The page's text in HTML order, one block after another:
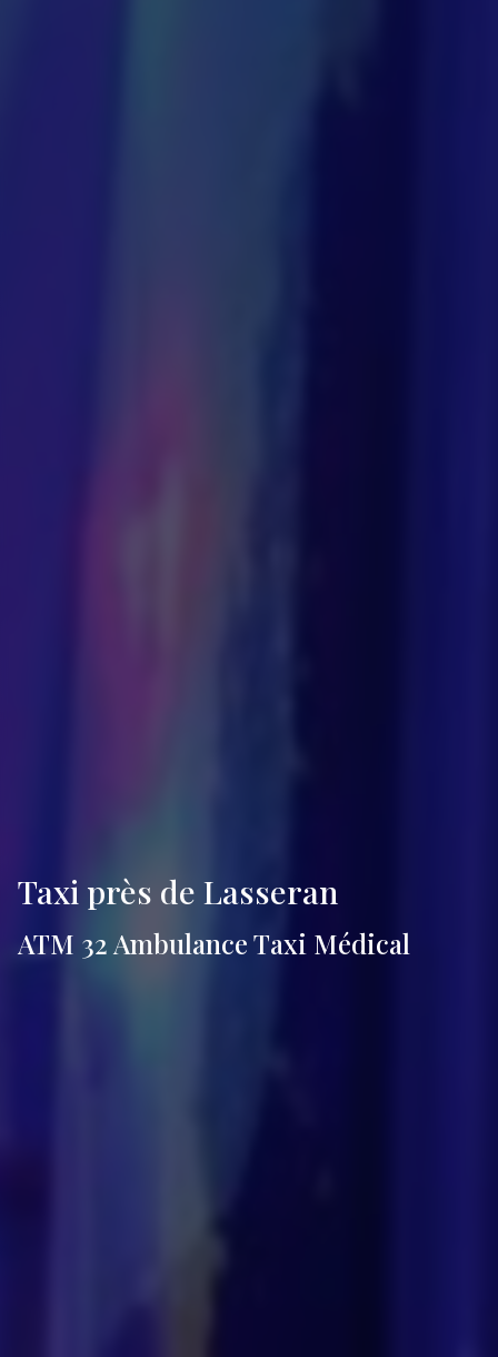
Taxi près de Lasseran
ATM 32 Ambulance Taxi Médical